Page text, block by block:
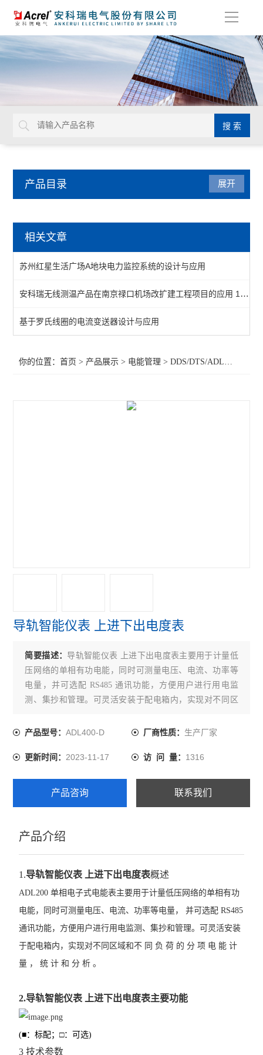
导
产品目录
DDS/DTS/ADL系列电能计量表
导轨式安装电能表
三相预付费电能表
三相电能计量表
峰谷时段电能表
水电预付费系统
DJSF1352-RN
无线通讯采集器
无线电能表
AGF-AE-D/200
AWT100
AWT
ADW300
ADW400环保监测模块
数字式多功能电力仪表
导轨式电能表
APM网络电力仪表
展开
相关文章
苏州红星生活广场A地块电力监控系统的设计与应用
安科瑞无线测温产品在南京禄口机场改扩建工程项目的应用 1 概述
基于罗氏线圈的电流变送器设计与应用
你的位置：首页 > 产品展示 > 电能管理 >DDS/DTS/ADL系列电能计量表
导轨智能仪表 上进下出电度表
简要描述： 导轨智能仪表 上进下出电度表主要用于计量低
压网络的单相有功电能，同时可测量电压、电流、功率等
电量，并可选配 RS485 通讯功能，方便用户进行用电监
测、集抄和管理。可灵活安装于配电箱内，实现对不同区
产品型号：ADL400-D 厂商性质： 生产厂家
更新时间：2023-11-17 访 问 量： 1316
产品咨询 联系我们
产品介绍
1.导轨智能仪表 上进下出电度表概述
ADL200 单相电子式电能表主要用于计量低压网络的单相有功
电能，同时可测量电压、电流、功率等电量， 并可选配 RS485
通讯功能，方便用户进行用电监测、集抄和管理。可灵活安装
于配电箱内，实现对不同区域和不 同 负 荷 的 分 项 电 能 计
量 ， 统 计 和 分 析 。
2.导轨智能仪表 上进下出电度表主要功能
(■：标配；□：可选)
3 技术参数